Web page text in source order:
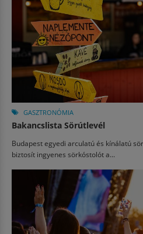
GASZTRONÓMIA
Bakancslista Sörútlevél
Budapest egyedi arculatú és kínálatú
biztosít ingyenes sörkóstolót a...